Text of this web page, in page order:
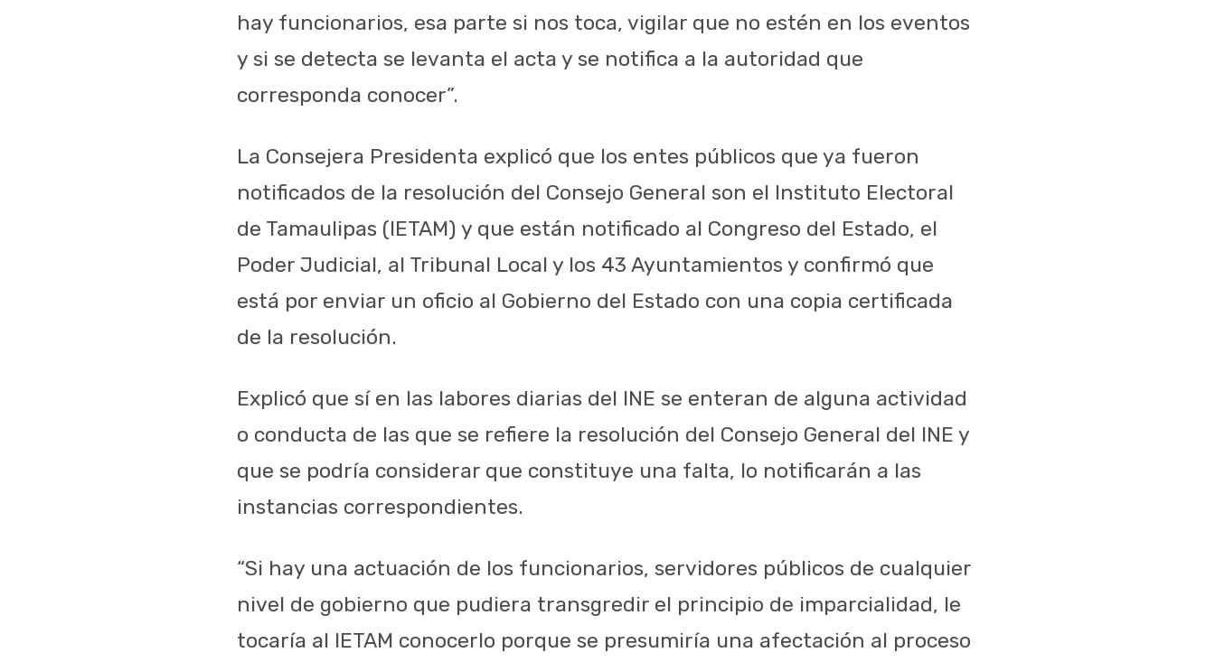
hay funcionarios, esa parte si nos toca, vigilar que no estén en los eventos
y si se detecta se levanta el acta y se notifica a la autoridad que
corresponda conocer”.
La Consejera Presidenta explicó que los entes públicos que ya fueron
notificados de la resolución del Consejo General son el Instituto Electoral
de Tamaulipas (IETAM) y que están notificado al Congreso del Estado, el
Poder Judicial, al Tribunal Local y los 43 Ayuntamientos y confirmó que
está por enviar un oficio al Gobierno del Estado con una copia certificada
de la resolución.
Explicó que sí en las labores diarias del INE se enteran de alguna actividad
o conducta de las que se refiere la resolución del Consejo General del INE y
que se podría considerar que constituye una falta, lo notificarán a las
instancias correspondientes.
“Si hay una actuación de los funcionarios, servidores públicos de cualquier
nivel de gobierno que pudiera transgredir el principio de imparcialidad, le
tocaría al IETAM conocerlo porque se presumiría una afectación al proceso